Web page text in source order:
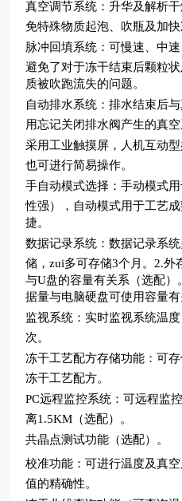
真空调节系统：升华及解析
免特殊物质起泡、吹瓶及加快
脉冲回填系统：可慢速、中
避免了对于冻干结束后颗粒
质被吹跑流失的问题。
自动排水系统：排水结束后
用忘记关闭排水阀产生的真空
采用工业触摸屏，人机互动
也可进行简易操作。
手自动模式选择：手动模式
性强），自动模式用于工艺
捷。
数据记录系统：数据记录系
储，zui多可存储3个月。2.外
与U盘的容量有关系（选配）
据量与电脑硬盘可使用容量有
监视系统：实时监视系统温
次。
冻干工艺配方存储功能：可
冻干工艺配方。
PC远程监控系统：可远程监
离1.5KM（选配）。
共晶点测试功能（选配）。
校准功能：可进行温度及真
值的精确性。